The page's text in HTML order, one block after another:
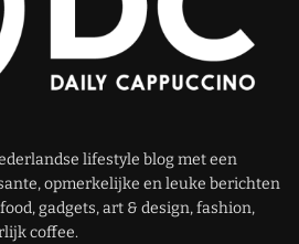
lifestyle blog met een
opmerkelijke en leuke berichten
gadgets, art & design, fashion,
coffee.